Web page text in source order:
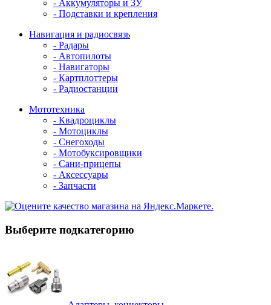
- Аккумуляторы и ЗУ
- Подставки и крепления
Навигация и радиосвязь
- Радары
- Автопилоты
- Навигаторы
- Картплоттеры
- Радиостанции
Мототехника
- Квадроциклы
- Мотоциклы
- Снегоходы
- Мотобуксировщики
- Сани-прицепы
- Аксессуары
- Запчасти
Выберите подкатегорию